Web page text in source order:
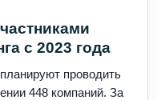
с 2023 года
проводить
448 компаний. За